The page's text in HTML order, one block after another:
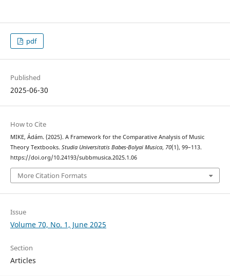
pdf
Published
2025-06-30
How to Cite
MIKE, Ádám. (2025). A Framework for the Comparative Analysis of Music
Theory Textbooks. Studia Universitatis Babes-Bolyai Musica, 70(1), 99–113.
https://doi.org/10.24193/subbmusica.2025.1.06
More Citation Formats
Issue
Volume 70, No. 1, June 2025
Section
Articles